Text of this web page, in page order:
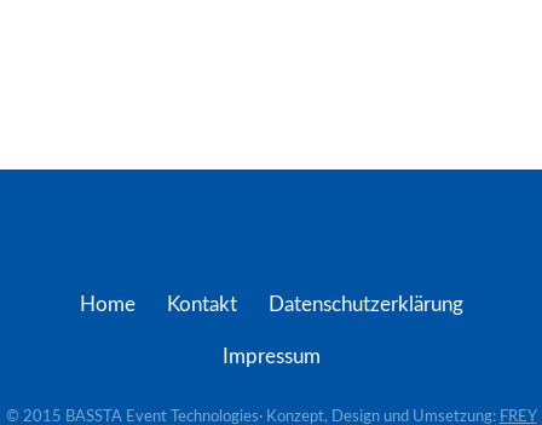
Home Kontakt Datenschutzerklärung
Impressum
© 2015 BASSTA Event Technologies· Konzept, Design und Umsetzung: FREY